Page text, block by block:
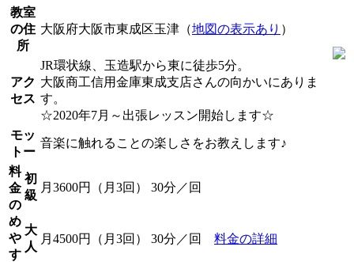
教室
の住
所
大阪府大阪市東成区玉津（地図の表示あり ）
アク
セス
JR環状線、玉造駅から東に徒歩5分。
大阪商工信用金庫東成支店さんの向かいにありま
す。
☆2020年7月～出張レッスン開始します☆
モッ
トー
音楽に触れることの楽しさをお教えします♪
料
金
の
め
や
す
初
級
月3600円（月3回） 30分／回
大
人
月4500円（月3回） 30分／回 料金の詳細